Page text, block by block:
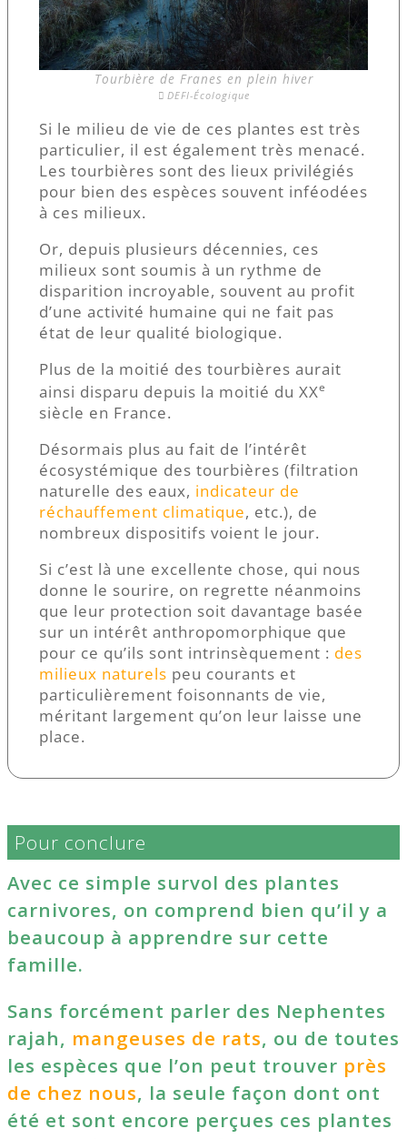
Tourbière de Franes en plein hiver
DEFI-Écologique
Si le milieu de vie de ces plantes est très
particulier, il est également très menacé.
Les tourbières sont des lieux privilégiés
pour bien des espèces souvent inféodées
à ces milieux.
Or, depuis plusieurs décennies, ces
milieux sont soumis à un rythme de
disparition incroyable, souvent au profit
d’une activité humaine qui ne fait pas
état de leur qualité biologique.
Plus de la moitié des tourbières aurait
ainsi disparu depuis la moitié du XXe
siècle en France.
Désormais plus au fait de l’intérêt
écosystémique des tourbières (filtration
naturelle des eaux, indicateur de
réchauffement climatique, etc.), de
nombreux dispositifs voient le jour.
Si c’est là une excellente chose, qui nous
donne le sourire, on regrette néanmoins
que leur protection soit davantage basée
sur un intérêt anthropomorphique que
pour ce qu’ils sont intrinsèquement : des
milieux naturels peu courants et
particulièrement foisonnants de vie,
méritant largement qu’on leur laisse une
place.
Pour conclure
Avec ce simple survol des plantes
carnivores, on comprend bien qu’il y a
beaucoup à apprendre sur cette
famille.
Sans forcément parler des Nephentes
rajah, mangeuses de rats, ou de toutes
les espèces que l’on peut trouver près
de chez nous, la seule façon dont ont
été et sont encore perçues ces plantes